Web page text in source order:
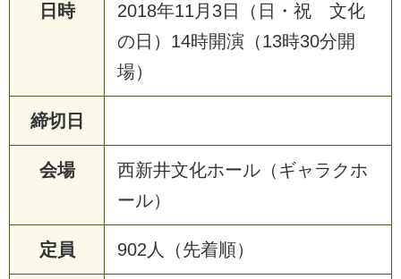
日時
2018年11月3日（日・祝 文化
の日）14時開演（13時30分開
場）
締切日
会場
西新井文化ホール（ギャラクホ
ール）
定員 902人（先着順）